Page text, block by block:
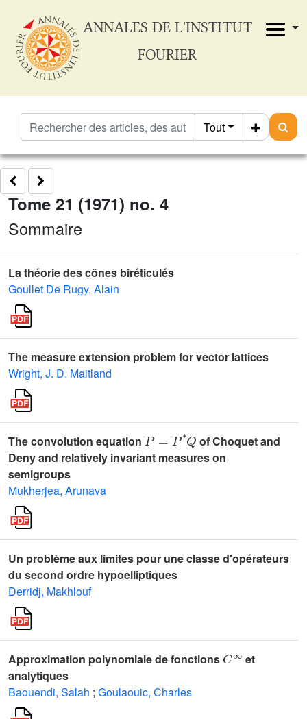
ANNALES DE L'INSTITUT
FOURIER
Tout
Tome 21 (1971) no. 4
Sommaire
La théorie des cônes biréticulés
Goullet De Rugy, Alain
The measure extension problem for vector lattices
Wright, J. D. Maitland
The convolution equation
Q
of Choquet and
Deny and relatively invariant measures on
semigroups
Mukherjea, Arunava
Un problème aux limites pour une classe d'opérateurs
du second ordre hypoelliptiques
Derridj, Makhlouf
Approximation polynomiale de fonctions
et
analytiques
Baouendi, Salah ; Goulaouic, Charles